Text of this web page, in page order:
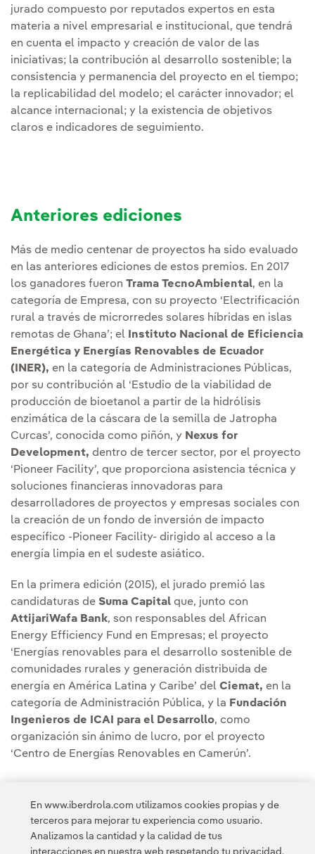
jurado compuesto por reputados expertos en esta
materia a nivel empresarial e institucional, que tendrá
en cuenta el impacto y creación de valor de las
iniciativas; la contribución al desarrollo sostenible; la
consistencia y permanencia del proyecto en el tiempo;
la replicabilidad del modelo; el carácter innovador; el
alcance internacional; y la existencia de objetivos
claros e indicadores de seguimiento.
Anteriores ediciones
Más de medio centenar de proyectos ha sido evaluado
en las anteriores ediciones de estos premios. En 2017
los ganadores fueron Trama TecnoAmbiental, en la
categoría de Empresa, con su proyecto ‘Electrificación
rural a través de microrredes solares híbridas en islas
remotas de Ghana’; el Instituto Nacional de Eficiencia
Energética y Energías Renovables de Ecuador
(INER), en la categoría de Administraciones Públicas,
por su contribución al ‘Estudio de la viabilidad de
producción de bioetanol a partir de la hidrólisis
enzimática de la cáscara de la semilla de Jatropha
Curcas’, conocida como piñón, y Nexus for
Development, dentro de tercer sector, por el proyecto
‘Pioneer Facility’, que proporciona asistencia técnica y
soluciones financieras innovadoras para
desarrolladores de proyectos y empresas sociales con
la creación de un fondo de inversión de impacto
específico -Pioneer Facility- dirigido al acceso a la
energía limpia en el sudeste asiático.
En la primera edición (2015), el jurado premió las
candidaturas de Suma Capital que, junto con
AttijariWafa Bank, son responsables del African
Energy Efficiency Fund en Empresas; el proyecto
‘Energías renovables para el desarrollo sostenible de
comunidades rurales y generación distribuida de
energía en América Latina y Caribe’ del Ciemat, en la
categoría de Administración Pública, y la Fundación
Ingenieros de ICAI para el Desarrollo, como
organización sin ánimo de lucro, por el proyecto
‘Centro de Energías Renovables en Camerún’.
Acceso a información legal
En www.iberdrola.com utilizamos cookies propias y de
terceros para mejorar tu experiencia como usuario.
Analizamos la cantidad y la calidad de tus
interacciones en nuestra web respetando tu privacidad,